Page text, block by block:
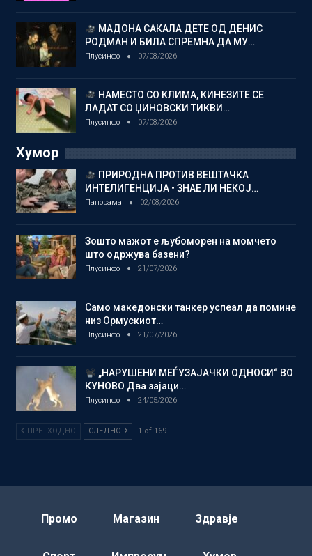
МАДОНА САКАЛА ДЕТЕ ОД ДЕНИС
РОДМАН И БИЛА СПРЕМНА ДА МУ…
Плусинфо 07/08/2026
НАМЕСТО СО КЛИМА, КИНЕЗИТЕ СЕ
ЛАДАТ СО ЏИНОВСКИ ТИКВИ…
Плусинфо 07/08/2026
Хумор
ПРИРОДНА ПРОТИВ ВЕШТАЧКА
ИНТЕЛИГЕНЦИЈА • ЗНАЕ ЛИ НЕКОЈ…
Панорама 02/08/2026
Зошто мажот е љубоморен на момчето
што одржува базени?
Плусинфо 21/07/2026
Само македонски танкер успеал да помине
низ Ормускиот…
Плусинфо 21/07/2026
„НАРУШЕНИ МЕЃУЗАЈАЧКИ ОДНОСИ“ ВО
КУНОВО Два зајаци…
Плусинфо 24/05/2026
ПРЕТХОДНО СЛЕДНО 1 of 169
Промо Магазин Здравје